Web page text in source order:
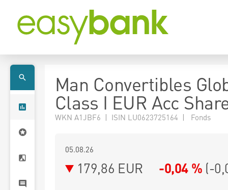
Man Convertibles
Class I EUR Acc
WKN A1JBF6 | ISIN LU0623725164 | Fonds
05.08.26
179,86 EUR -0,04 % (-